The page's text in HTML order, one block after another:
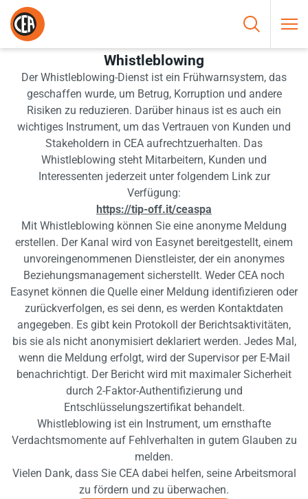
Zum Inhalt springen
HOME/
Whistleblowing
Der Whistleblowing-Dienst ist ein Frühwarnsystem, das
geschaffen wurde, um Betrug, Korruption und andere
Risiken zu reduzieren. Darüber hinaus ist es auch ein
wichtiges Instrument, um das Vertrauen von Kunden und
Stakeholdern in CEA aufrechtzuerhalten. Das
Whistleblowing steht Mitarbeitern, Kunden und
Interessenten jederzeit unter folgendem Link zur
Verfügung:
https://tip-off.it/ceaspa
Mit Whistleblowing können Sie eine anonyme Meldung
erstellen. Der Kanal wird von Easynet bereitgestellt, einem
unvoreingenommenen Dienstleister, der ein anonymes
Beziehungsmanagement sicherstellt. Weder CEA noch
Easynet können die Quelle einer Meldung identifizieren oder
zurückverfolgen, es sei denn, es werden Kontaktdaten
angegeben. Es gibt kein Protokoll der Berichtsaktivitäten,
bis sie als nicht anonymisiert deklariert werden. Jedes Mal,
wenn die Meldung erfolgt, wird der Supervisor per E-Mail
benachrichtigt. Der Bericht wird mit maximaler Sicherheit
durch 2-Faktor-Authentifizierung und
Entschlüsselungszertifikat behandelt.
Whistleblowing ist ein Instrument, um ernsthafte
Verdachtsmomente auf Fehlverhalten in gutem Glauben zu
melden.
Vielen Dank, dass Sie CEA dabei helfen, seine Arbeitsmoral
zu fördern und zu überwachen.